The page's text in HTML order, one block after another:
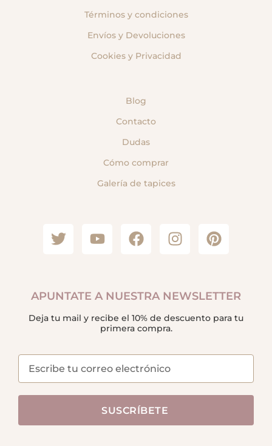
Términos y condiciones
Envíos y Devoluciones
Cookies y Privacidad
Blog
Contacto
Dudas
Cómo comprar
Galería de tapices
APUNTATE A NUESTRA NEWSLETTER
Deja tu mail y recibe el 10% de descuento para tu
primera compra.
SUSCRÍBETE